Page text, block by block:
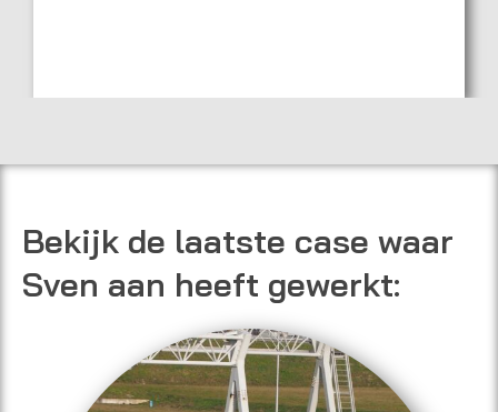
Bekijk de laatste case waar
Sven aan heeft gewerkt: